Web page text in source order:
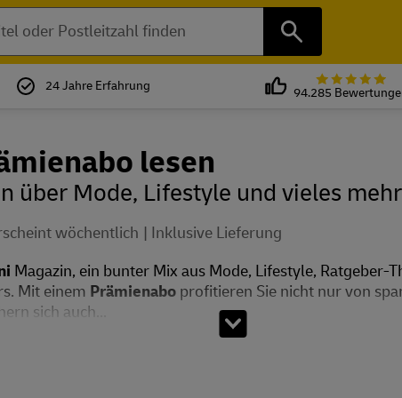
Suchen
24 Jahre Erfahrung
94.285
lesen
über Mode, Lifestyle und vieles
wöchentlich
Inklusive Lieferung
Magazin, ein bunter Mix aus Mode, Lifestyle, Ratgeber-
Mit einem Prämienabo profitieren Sie nicht nur von
sich auch...